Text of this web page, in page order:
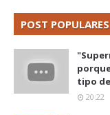
POST POPULARES
tipo
20:22